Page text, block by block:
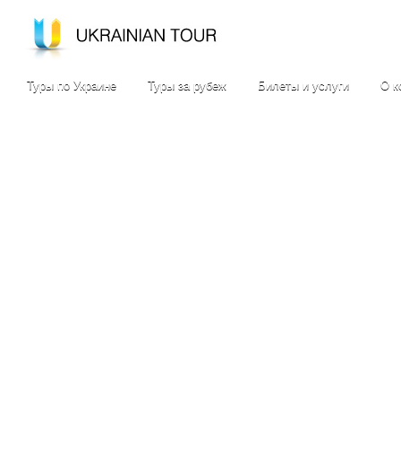
Туры по Украине Туры за рубеж Билеты и услуги О